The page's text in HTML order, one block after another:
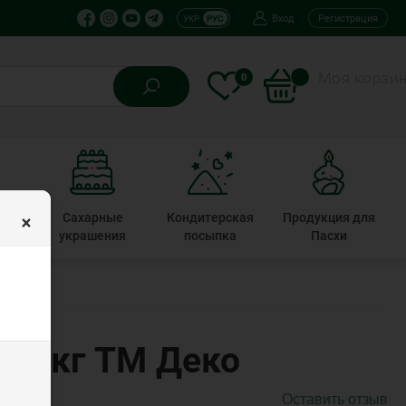
Вход Регистрация
УКР РУС
0
Сахарные
украшения
Кондитерская
посыпка
Продукция для
Пасхи
5кг ТМ Деко
Оставить отзыв
×